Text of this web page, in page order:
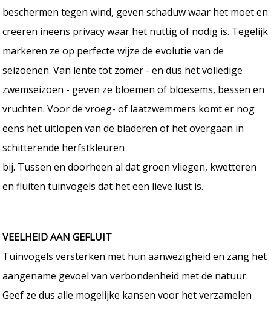
beschermen tegen wind, geven schaduw waar het moet en
creëren ineens privacy waar het nuttig of nodig is. Tegelijk
markeren ze op perfecte wijze de evolutie van de
seizoenen. Van lente tot zomer - en dus het volledige
zwemseizoen - geven ze bloemen of bloesems, bessen en
vruchten. Voor de vroeg- of laatzwemmers komt er nog
eens het uitlopen van de bladeren of het overgaan in
schitterende herfstkleuren
bij. Tussen en doorheen al dat groen vliegen, kwetteren
en fluiten tuinvogels dat het een lieve lust is.
VEELHEID AAN GEFLUIT
Tuinvogels versterken met hun aanwezigheid en zang het
aangename gevoel van verbondenheid met de natuur.
Geef ze dus alle mogelijke kansen voor het verzamelen